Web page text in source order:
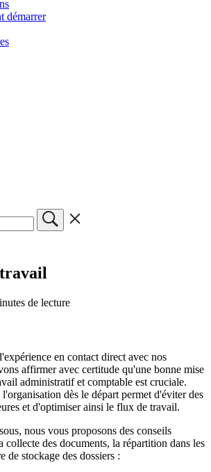
démarrer
de lecture
en contact direct avec nos
affirmer avec certitude qu'une bonne mise
administratif et comptable est cruciale.
dès le départ permet d'éviter des
et d'optimiser ainsi le flux de travail.
nous vous proposons des conseils
collecte des documents, la répartition dans les
de stockage des dossiers :